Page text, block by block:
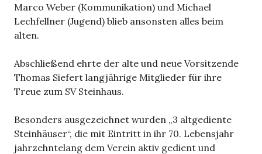
Marco Weber (Kommunikation) und Michael
Lechfellner (Jugend) blieb ansonsten alles beim
alten.
Abschließend ehrte der alte und neue Vorsitzende
Thomas Siefert langjährige Mitglieder für ihre
Treue zum SV Steinhaus.
Besonders ausgezeichnet wurden „3 altgediente
Steinhäuser“, die mit Eintritt in ihr 70. Lebensjahr
jahrzehntelang dem Verein aktiv gedient und